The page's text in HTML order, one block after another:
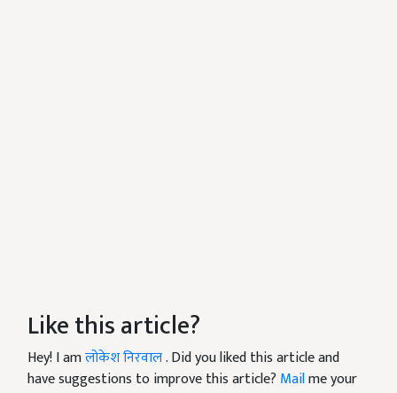
Like this article?
Hey! I amलोकेश निरवाल. Did you liked this article and
have suggestions to improve this article? Mailme your